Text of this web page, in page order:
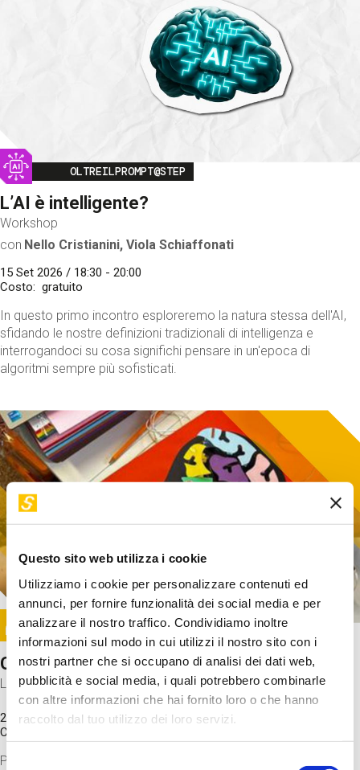
Questo sito web utilizza i cookie
Utilizziamo i cookie per personalizzare contenuti ed
annunci, per fornire funzionalità dei social media e per
analizzare il nostro traffico. Condividiamo inoltre
informazioni sul modo in cui utilizzi il nostro sito con i
nostri partner che si occupano di analisi dei dati web,
pubblicità e social media, i quali potrebbero combinarle
con altre informazioni che hai fornito loro o che hanno
raccolto dal tuo utilizzo dei loro servizi.
Selezione
Image
OLTREILPROMPT@STEP
L’AI è intelligente?
Workshop
con Nello Cristianini, Viola Schiaffonati
15 Set 2026 / 18:30 - 20:00
Costo
gratuito
In questo primo incontro esploreremo la natura stessa dell'AI,
sfidando le nostre definizioni tradizionali di intelligenza e
interrogandoci su cosa significhi pensare in un'epoca di
algoritmi sempre più sofisticati.
Image
SUNDAY@STEP
Come funziona il cervello?
Laboratorio
20 Set 2026 / 11:15 - 13:00
Costo
Proveremo a costruire un cervello in cartoncino cercando di